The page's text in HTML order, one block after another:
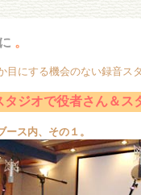
に 。
目にする機会のない録音ス
タジオで役者さん＆ス
ース内、その１。